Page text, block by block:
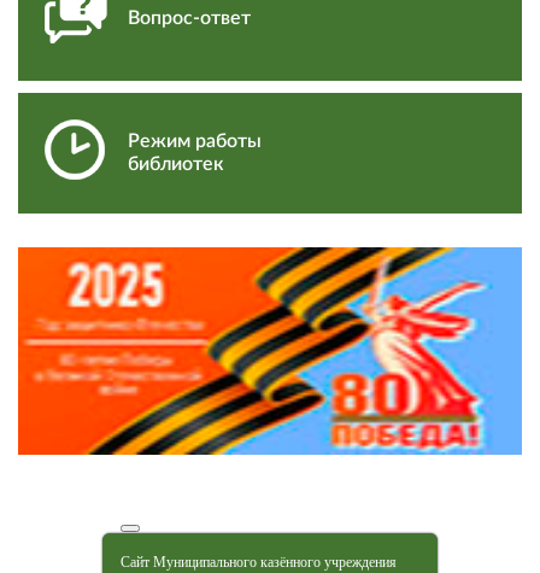
Вопрос-ответ
Режим работы
библиотек
Сайт Муниципального казённого учреждения